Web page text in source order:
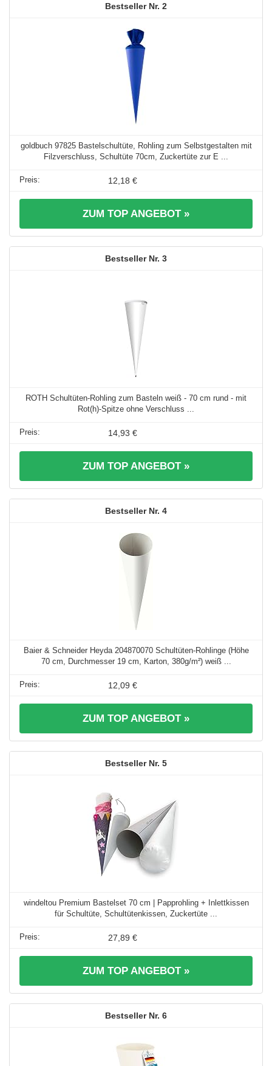
2
goldbuch 97825 Bastelschultüte, Rohling zum Selbstgestalten mit
Filzverschluss, Schultüte 70cm, Zuckertüte zur E ...
12,18 €
ZUM TOP ANGEBOT »
3
ROTH Schultüten-Rohling zum Basteln weiß - 70 cm rund - mit
Rot(h)-Spitze ohne Verschluss ...
14,93 €
ZUM TOP ANGEBOT »
4
Baier & Schneider Heyda 204870070 Schultüten-Rohlinge (Höhe
70 cm, Durchmesser 19 cm, Karton, 380g/m²) weiß ...
12,09 €
ZUM TOP ANGEBOT »
5
windeltou Premium Bastelset 70 cm | Papprohling + Inlettkissen
für Schultüte, Schultütenkissen, Zuckertüte ...
27,89 €
ZUM TOP ANGEBOT »
6